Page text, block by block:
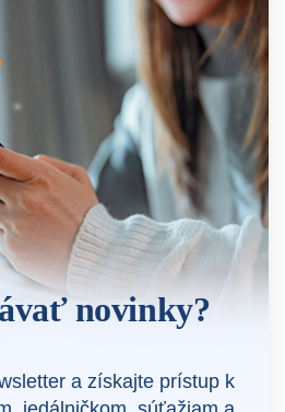
novinky?
a získajte prístup k